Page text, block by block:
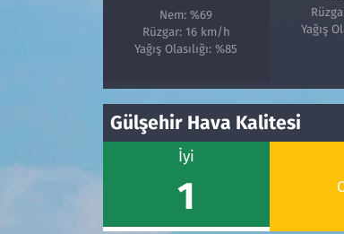
Nem: %69
Rüzgar: 16 km/h
Yağış Olasılığı: %85
Yağış
Gülşehir Hava Kalitesi
İyi
1